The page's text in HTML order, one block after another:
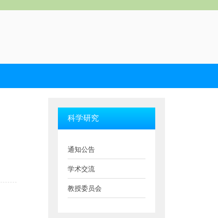
科学研究
通知公告
学术交流
教授委员会